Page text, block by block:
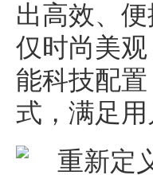
出高效、
仅时尚美
能科技配
式，满足